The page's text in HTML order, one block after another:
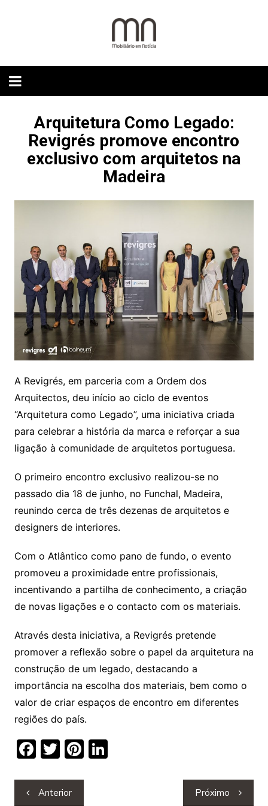
Arquitetura Como Legado:
Revigrés promove encontro
exclusivo com arquitetos na
Madeira
A Revigrés, em parceria com a Ordem dos
Arquitectos, deu início ao ciclo de eventos
“Arquitetura como Legado”, uma iniciativa criada
para celebrar a história da marca e reforçar a sua
ligação à comunidade de arquitetos portuguesa.
O primeiro encontro exclusivo realizou-se no
passado dia 18 de junho, no Funchal, Madeira,
reunindo cerca de três dezenas de arquitetos e
designers de interiores.
Com o Atlântico como pano de fundo, o evento
promoveu a proximidade entre profissionais,
incentivando a partilha de conhecimento, a criação
de novas ligações e o contacto com os materiais.
Através desta iniciativa, a Revigrés pretende
promover a reflexão sobre o papel da arquitetura na
construção de um legado, destacando a
importância na escolha dos materiais, bem como o
valor de criar espaços de encontro em diferentes
regiões do país.
F
c
T
itt
Pi
er
Li
Navegação
Anterior Próximo